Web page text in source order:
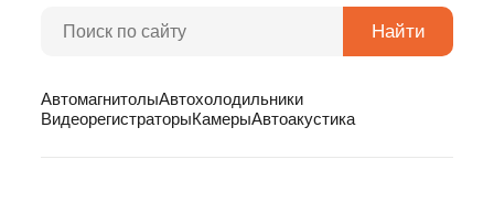
Найти
АвтомагнитолыАвтохолодильники
ВидеорегистраторыКамерыАвтоакустика